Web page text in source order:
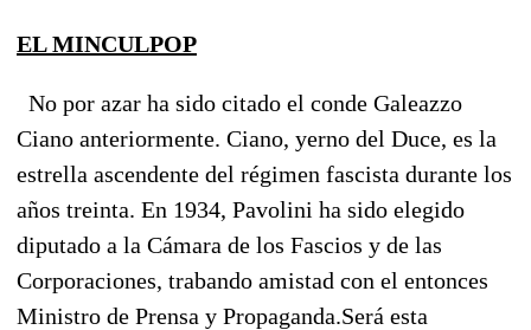
EL MINCULPOP
No por azar ha sido citado el conde Galeazzo
Ciano anteriormente. Ciano, yerno del Duce, es la
estrella ascendente del régimen fascista durante los
años treinta. En 1934, Pavolini ha sido elegido
diputado a la Cámara de los Fascios y de las
Corporaciones, trabando amistad con el entonces
Ministro de Prensa y Propaganda.Será esta